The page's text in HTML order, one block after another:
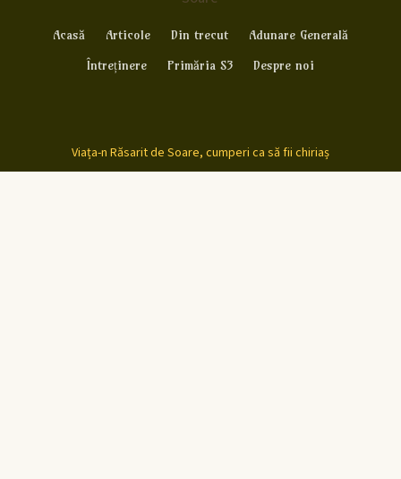
Acasă Articole Din trecut
Adunare Generală
Întreținere
Primăria S3 Despre noi
Viața-n Răsarit de Soare, cumperi ca să fii chiriaș